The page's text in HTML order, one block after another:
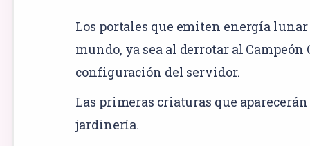
Los portales que emiten energía
mundo, ya sea al derrotar al
configuración del servidor.
Las primeras criaturas que
jardinería.